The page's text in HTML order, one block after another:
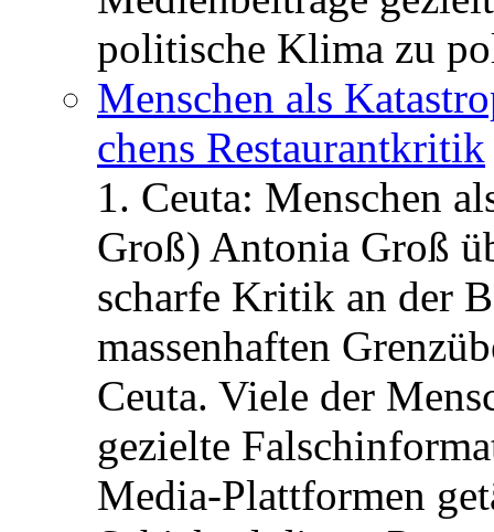
politische Klima zu
Menschen als
chens Restau­rant­kritik
1. Ceuta: Menschen
Groß) Antonia Groß
scharfe Kritik an der
massenhaften
Ceuta. Viele der
gezielte
Media-Plattformen